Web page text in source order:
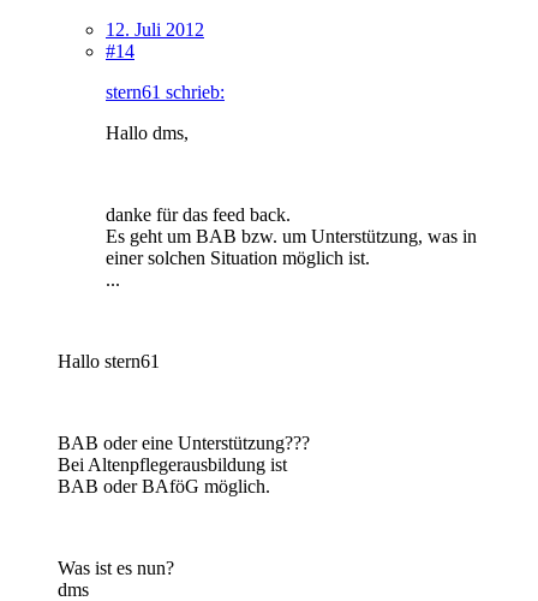
12. Juli 2012
#14
stern61 schrieb:
Hallo dms,
danke für das feed back.
Es geht um BAB bzw. um Unterstützung, was in
einer solchen Situation möglich ist.
...
Hallo stern61
BAB oder eine Unterstützung???
Bei Altenpflegerausbildung ist
BAB oder BAföG möglich.
Was ist es nun?
dms